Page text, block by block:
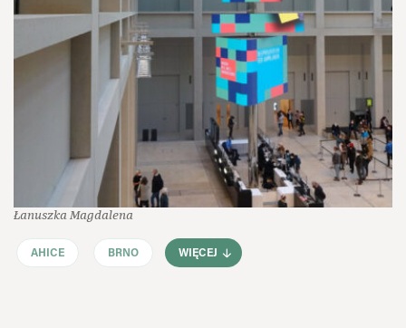
Łanuszka Magdalena
AHICE BRNO WIĘCEJ